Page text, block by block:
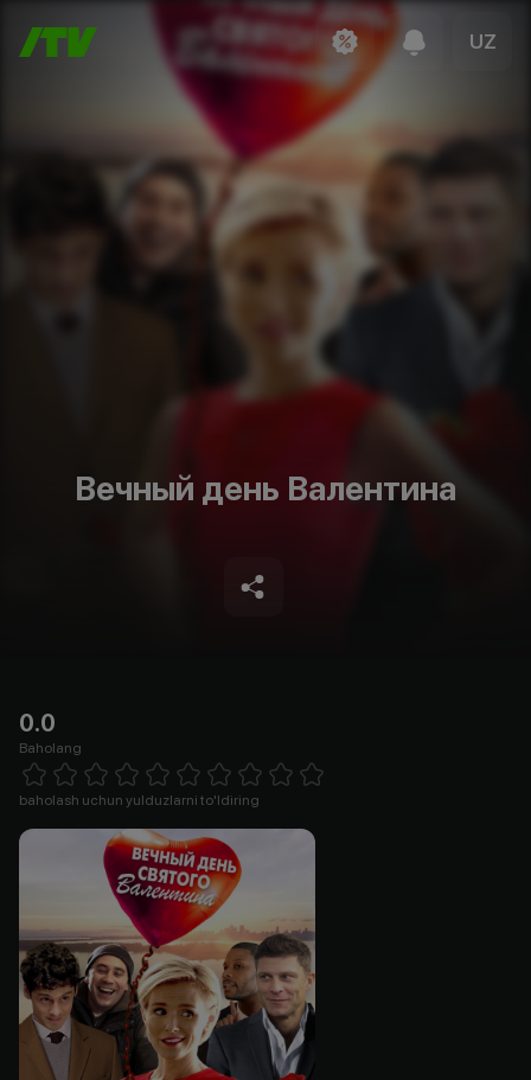
UZ
Вечный день Валентина
0.0
Baholang
1 Star 2 Stars 3 Stars 4 Stars5 Stars 6 Stars7 Stars8 Stars
baholash uchun yulduzlarni to'ldiring